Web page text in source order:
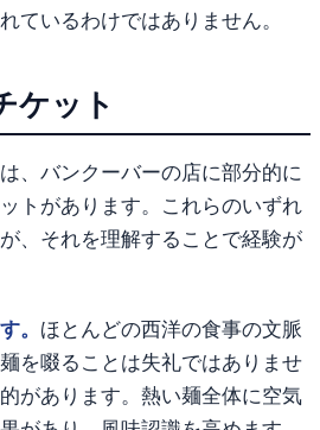
ているわけではありません。
ケット
、バンクーバーの店に部分的に
トがあります。これらのいずれ
、それを理解することで経験が
。 ほとんどの西洋の食事の文脈
を啜ることは失礼ではありませ
があります。熱い麺全体に空気